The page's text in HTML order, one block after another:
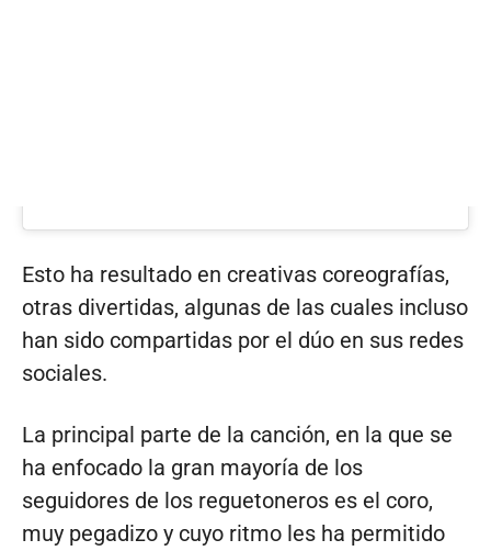
Esto ha resultado en creativas coreografías,
otras divertidas, algunas de las cuales incluso
han sido compartidas por el dúo en sus redes
sociales.
La principal parte de la canción, en la que se
ha enfocado la gran mayoría de los
seguidores de los reguetoneros es el coro,
muy pegadizo y cuyo ritmo les ha permitido